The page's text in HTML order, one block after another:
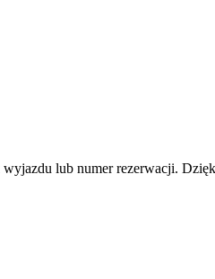
lub numer rezerwacji.